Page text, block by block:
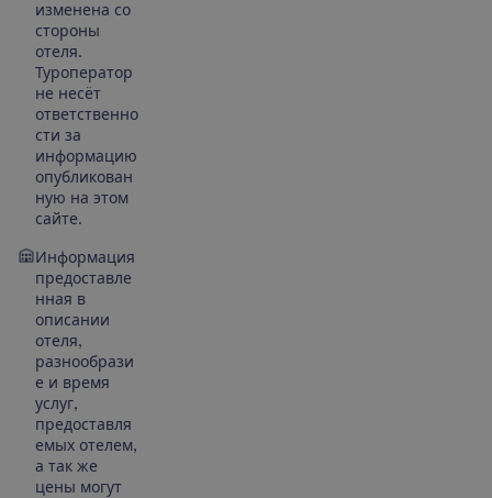
изменена со
стороны
отеля.
Туроператор
не несёт
ответственно
сти за
информацию
опубликован
ную на этом
сайте.
Информация
предоставле
нная в
описании
отеля,
разнообрази
е и время
услуг,
предоставля
емых отелем,
а так же
цены могут